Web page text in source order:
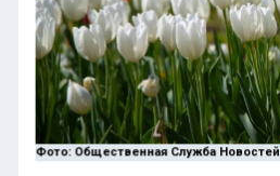
Фото: Общественная Служба Новостей